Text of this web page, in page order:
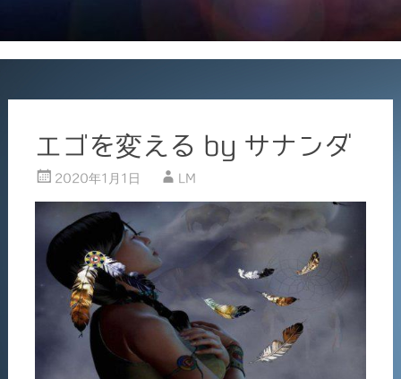
エゴを変える by サナンダ
2020年1月1日 LM